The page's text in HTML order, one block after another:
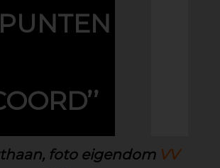
foto eigendom VV